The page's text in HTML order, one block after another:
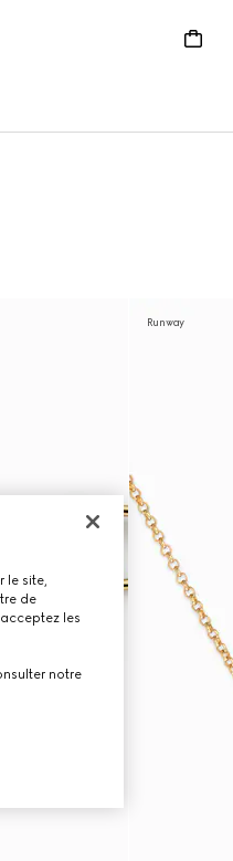
Runway
le site,
de
les
notre